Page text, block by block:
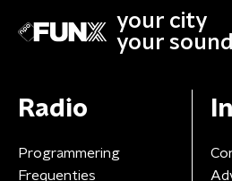
your city
your sound
Radio
Programmering
Frequenties